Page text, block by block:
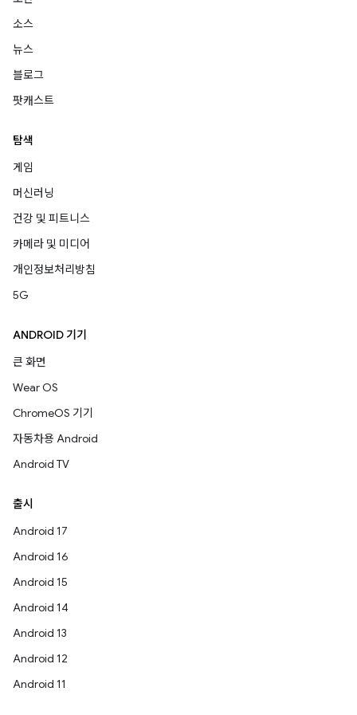
소스
뉴스
블로그
팟캐스트
탐색
게임
머신러닝
건강 및 피트니스
카메라 및 미디어
개인정보처리방침
5G
ANDROID 기기
큰 화면
Wear OS
ChromeOS 기기
자동차용 Android
Android TV
출시
Android 17
Android 16
Android 15
Android 14
Android 13
Android 12
Android 11